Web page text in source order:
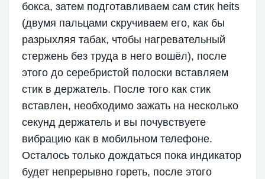
бокса, затем подготавливаем сам стик heits
(двумя пальцами скручиваем его, как бы
разрыхляя табак, чтобы нагревательный
стержень без труда в него вошёл), после
этого до серебристой полоски вставляем
стик в держатель. После того как стик
вставлен, необходимо зажать на несколько
секунд держатель и вы почувствуете
вибрацию как в мобильном телефоне.
Осталось только дождаться пока индикатор
будет непрерывно гореть, после этого